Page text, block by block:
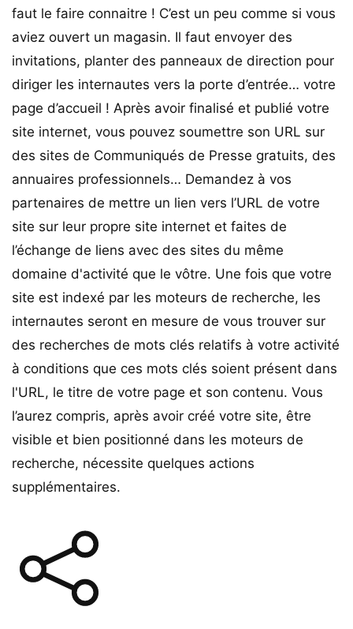
faut le faire connaitre ! C’est un peu comme si vous
aviez ouvert un magasin. Il faut envoyer des
invitations, planter des panneaux de direction pour
diriger les internautes vers la porte d’entrée… votre
page d’accueil ! Après avoir finalisé et publié votre
site internet, vous pouvez soumettre son URL sur
des sites de Communiqués de Presse gratuits, des
annuaires professionnels… Demandez à vos
partenaires de mettre un lien vers l’URL de votre
site sur leur propre site internet et faites de
l’échange de liens avec des sites du même
domaine d'activité que le vôtre. Une fois que votre
site est indexé par les moteurs de recherche, les
internautes seront en mesure de vous trouver sur
des recherches de mots clés relatifs à votre activité
à conditions que ces mots clés soient présent dans
l'URL, le titre de votre page et son contenu. Vous
l’aurez compris, après avoir créé votre site, être
visible et bien positionné dans les moteurs de
recherche, nécessite quelques actions
supplémentaires.